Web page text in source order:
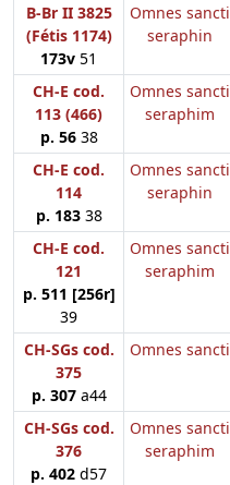
B-Br II 3825
(Fétis 1174)
173v 51
Omnes sancti
seraphin
CH-E cod.
113 (466)
p. 5638
Omnes sancti
seraphim
CH-E cod.
114
p. 18338
Omnes sancti
seraphin
CH-E cod.
121
p. 511 [256r]
39
Omnes sancti
seraphim
CH-SGs cod.
375
p. 307a44
Omnes sancti
CH-SGs cod.
376
p. 402 d57
Omnes sancti
seraphim